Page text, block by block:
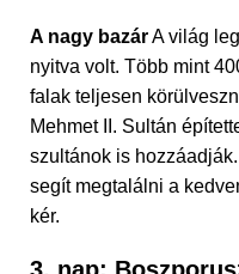
A nagy bazárA világ
nyitva volt. Több mint
falak teljesen
Mehmet II. Sultán
szultánok is
segít megtalálni a
kér.